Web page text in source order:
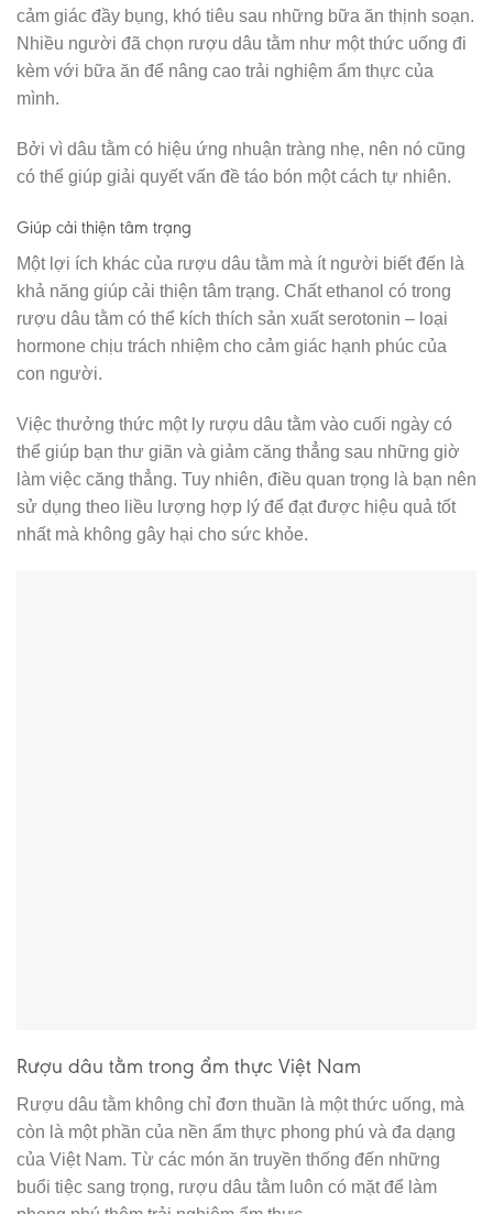
cảm giác đầy bụng, khó tiêu sau những bữa ăn thịnh soạn.
Nhiều người đã chọn rượu dâu tằm như một thức uống đi
kèm với bữa ăn để nâng cao trải nghiệm ẩm thực của
mình.
Bởi vì dâu tằm có hiệu ứng nhuận tràng nhẹ, nên nó cũng
có thể giúp giải quyết vấn đề táo bón một cách tự nhiên.
Giúp cải thiện tâm trạng
Một lợi ích khác của rượu dâu tằm mà ít người biết đến là
khả năng giúp cải thiện tâm trạng. Chất ethanol có trong
rượu dâu tằm có thể kích thích sản xuất serotonin – loại
hormone chịu trách nhiệm cho cảm giác hạnh phúc của
con người.
Việc thưởng thức một ly rượu dâu tằm vào cuối ngày có
thể giúp bạn thư giãn và giảm căng thẳng sau những giờ
làm việc căng thẳng. Tuy nhiên, điều quan trọng là bạn nên
sử dụng theo liều lượng hợp lý để đạt được hiệu quả tốt
nhất mà không gây hại cho sức khỏe.
Rượu dâu tằm trong ẩm thực Việt Nam
Rượu dâu tằm không chỉ đơn thuần là một thức uống, mà
còn là một phần của nền ẩm thực phong phú và đa dạng
của Việt Nam. Từ các món ăn truyền thống đến những
buổi tiệc sang trọng, rượu dâu tằm luôn có mặt để làm